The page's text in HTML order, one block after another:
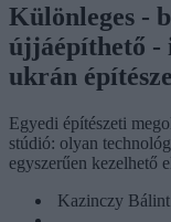
Különleges -
újjáépíthető -
ukrán
Egyedi építészeti
stúdió: olyan
egyszerűen kezelhető
Kazinczy Bálint